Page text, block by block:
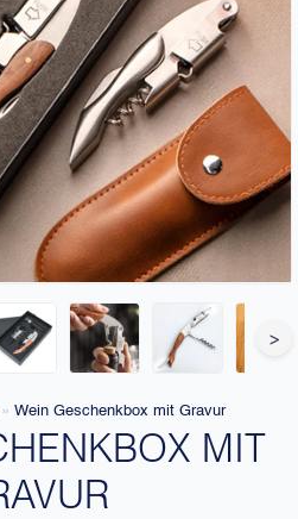
>
» Wein Geschenkbox mit Gravur
MIT